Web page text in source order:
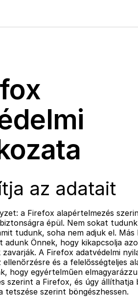
az adatait
a Firefox alapértelmezés
épül. Nem sokat
tudunk, soha nem adjuk el.
adunk Önnek, hogy kikapcsolja
A Firefox adatvédelmi
és a felelősségteljes
hogy egyértelműen
szerint a Firefox, és úgy állíthatja
tetszése szerint böngészhessen.